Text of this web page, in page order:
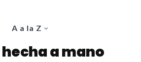
A a la Z
a mano